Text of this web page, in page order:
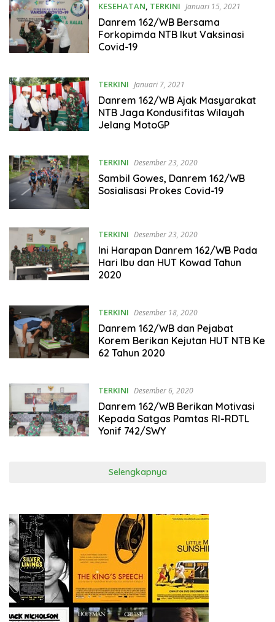
KESEHATAN, TERKINI Januari 15, 2021
Danrem 162/WB Bersama
Forkopimda NTB Ikut Vaksinasi
Covid-19
TERKINI Januari 7, 2021
Danrem 162/WB Ajak Masyarakat
NTB Jaga Kondusifitas Wilayah
Jelang MotoGP
TERKINI Desember 23, 2020
Sambil Gowes, Danrem 162/WB
Sosialisasi Prokes Covid-19
TERKINI Desember 23, 2020
Ini Harapan Danrem 162/WB Pada
Hari Ibu dan HUT Kowad Tahun
2020
TERKINI Desember 18, 2020
Danrem 162/WB dan Pejabat
Korem Berikan Kejutan HUT NTB Ke
62 Tahun 2020
TERKINI Desember 6, 2020
Danrem 162/WB Berikan Motivasi
Kepada Satgas Pamtas RI-RDTL
Yonif 742/SWY
Selengkapnya